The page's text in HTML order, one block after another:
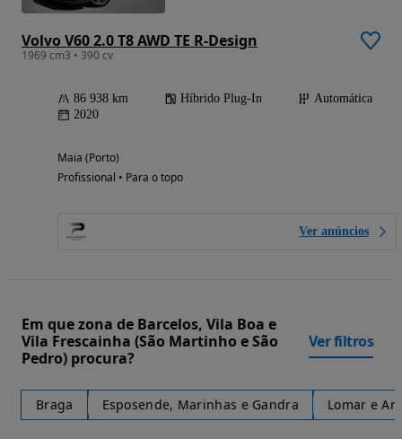
Volvo V60 2.0 T8 AWD TE R-Design
1969 cm3 • 390 cv
86 938 km Híbrido Plug-In
Automática
2020
Maia (Porto)
Profissional • Para o topo
Ver anúncios
Em que zona de Barcelos, Vila Boa e
Vila Frescainha (São Martinho e São
Pedro) procura?
Ver filtros
Braga Esposende, Marinhas e Gandra Lomar e